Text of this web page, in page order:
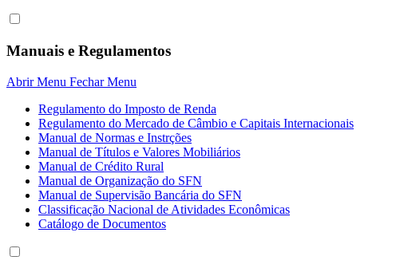
Manuais e Regulamentos
Abrir Menu Fechar Menu
Regulamento do Imposto de Renda
Regulamento do Mercado de Câmbio e Capitais Internacionais
Manual de Normas e Instrções
Manual de Títulos e Valores Mobiliários
Manual de Crédito Rural
Manual de Organização do SFN
Manual de Supervisão Bancária do SFN
Classificação Nacional de Atividades Econômicas
Catálogo de Documentos